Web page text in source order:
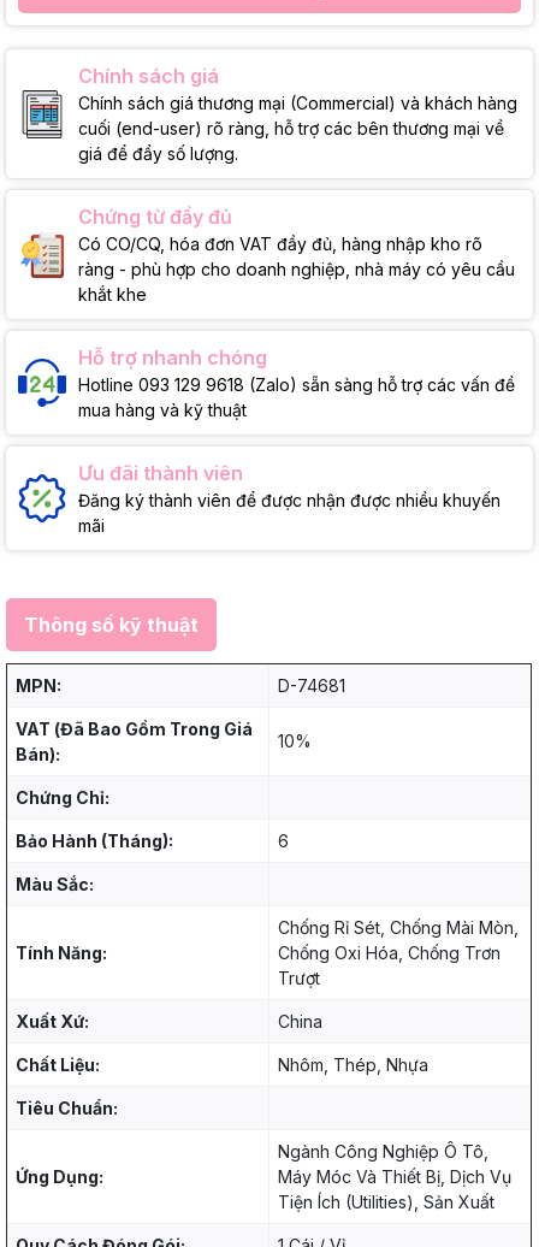
Chính sách giá
Chính sách giá thương mại (Commercial) và khách hàng
cuối (end-user) rõ ràng, hỗ trợ các bên thương mại về
giá để đẩy số lượng.
Chứng từ đầy đủ
Có CO/CQ, hóa đơn VAT đầy đủ, hàng nhập kho rõ
ràng - phù hợp cho doanh nghiệp, nhà máy có yêu cầu
khắt khe
Hỗ trợ nhanh chóng
Hotline 093 129 9618 (Zalo) sẵn sàng hỗ trợ các vấn đề
mua hàng và kỹ thuật
Ưu đãi thành viên
Đăng ký thành viên để được nhận được nhiều khuyến
mãi
Thông số kỹ thuật
MPN: D-74681
VAT (Đã Bao Gồm Trong Giá
Bán):
10%
Chứng Chỉ:
Bảo Hành (Tháng): 6
Màu Sắc:
Tính Năng:
Chống Rỉ Sét, Chống Mài Mòn,
Chống Oxi Hóa, Chống Trơn
Trượt
Xuất Xứ: China
Chất Liệu: Nhôm, Thép, Nhựa
Tiêu Chuẩn:
Ứng Dụng:
Ngành Công Nghiệp Ô Tô,
Máy Móc Và Thiết Bị, Dịch Vụ
Tiện Ích (Utilities), Sản Xuất